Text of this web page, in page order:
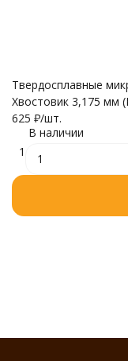
Твердосплавные
Хвостовик 3,175 мм
625 ₽/шт.
В наличии
1